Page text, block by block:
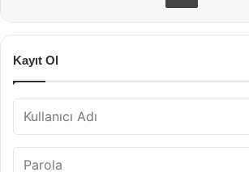
Kayıt Ol